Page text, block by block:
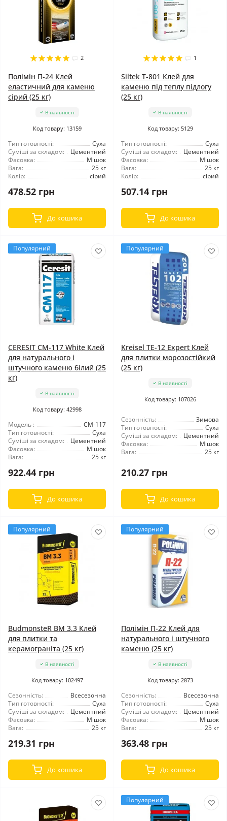
2
Полімін П-24 Клей
еластичний для каменю
сірий (25 кг)
В наявності
Код товару: 13159
Тип готовності:
Суха
Суміші за складом:
Цементний
Фасовка:
Мішок
Вага:
25 кг
Колір:
сірий
478.52 грн
До кошика
1
Siltek T-801 Клей для
каменю під теплу підлогу
(25 кг)
В наявності
Код товару: 5129
Тип готовності:
Суха
Суміші за складом:
Цементний
Фасовка:
Мішок
Вага:
25 кг
Колір:
сірий
507.14 грн
До кошика
Популярний
CERESIT CM-117 White Клей
для натурального і
штучного каменю білий (25
кг)
В наявності
Код товару: 42998
Модель :
CM-117
Тип готовності:
Суха
Суміші за складом:
Цементний
Фасовка:
Мішок
Вага:
25 кг
922.44 грн
До кошика
Популярний
Kreisel TE-12 Expert Клей
для плитки морозостійкий
(25 кг)
В наявності
Код товару: 107026
Сезонність:
Зимова
Тип готовності:
Суха
Суміші за складом:
Цементний
Фасовка:
Мішок
Вага:
25 кг
210.27 грн
До кошика
Популярний
BudmonsteR BM 3.3 Клей
для плитки та
керамограніта (25 кг)
В наявності
Код товару: 102497
Сезонність:
Всесезонна
Тип готовності:
Суха
Суміші за складом:
Цементний
Фасовка:
Мішок
Вага:
25 кг
219.31 грн
До кошика
Популярний
Полімін П-22 Клей для
натурального і штучного
каменю (25 кг)
В наявності
Код товару: 2873
Сезонність:
Всесезонна
Тип готовності:
Суха
Суміші за складом:
Цементний
Фасовка:
Мішок
Вага:
25 кг
363.48 грн
До кошика
Популярний